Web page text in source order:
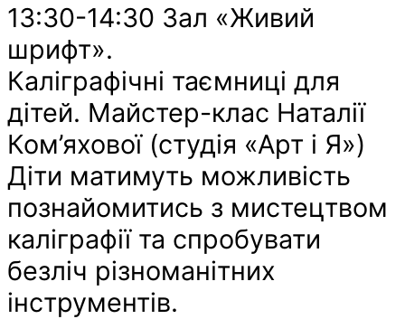
13:30-14:30 Зал «Живий
шрифт».
Каліграфічні таємниці для
дітей. Майстер-клас Наталії
Ком’яхової (студія «Арт і Я»)
Діти матимуть можливість
познайомитись з мистецтвом
каліграфії та спробувати
безліч різноманітних
інструментів.